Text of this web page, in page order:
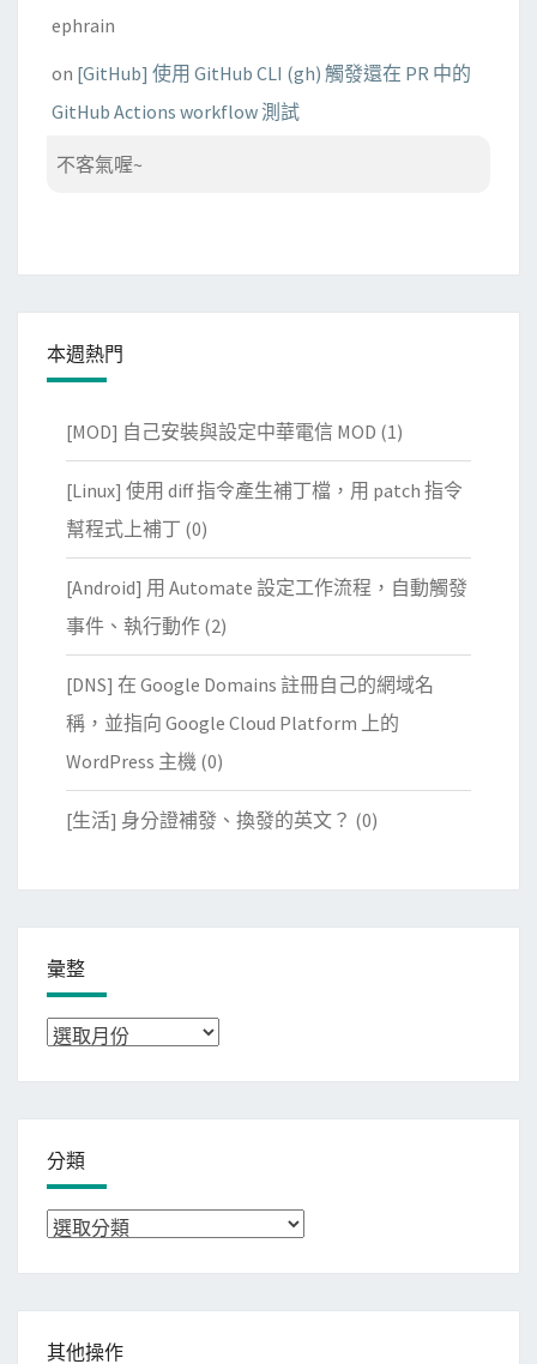
ephrain
on [GitHub] 使用 GitHub CLI (gh) 觸發還在 PR 中的
GitHub Actions workflow 測試
不客氣喔~
本週熱門
[MOD] 自己安裝與設定中華電信 MOD (1)
[Linux] 使用 diff 指令產生補丁檔，用 patch 指令
幫程式上補丁 (0)
[Android] 用 Automate 設定工作流程，自動觸發
事件、執行動作 (2)
[DNS] 在 Google Domains 註冊自己的網域名
稱，並指向 Google Cloud Platform 上的
WordPress 主機 (0)
[生活] 身分證補發、換發的英文？ (0)
彙整
彙
分類
分
其他操作